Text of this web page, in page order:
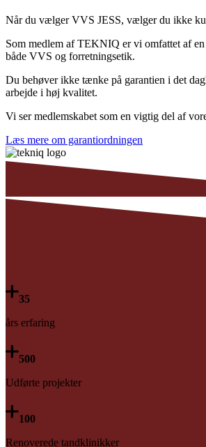
Når du vælger VVS JESS, vælger du ikke
Som medlem af TEKNIQ er vi omfattet af
både VVS og forretningsetik.
Du behøver ikke tænke på garantien i det
arbejde i høj kvalitet.
Vi ser medlemskabet som en vigtig del af
Læs mere om garantiordningen
35
års erfaring
500
Udførte projekter
100
Renoverede tandklinikker